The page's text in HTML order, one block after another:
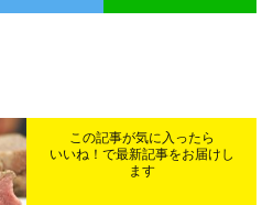
この記事が気に入ったら
いいね！で最新記事をお届けし
ます